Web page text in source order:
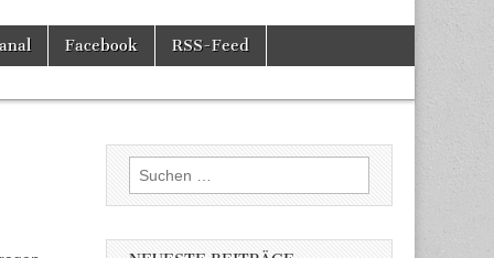
Facebook RSS-Feed
Suchen
nach: